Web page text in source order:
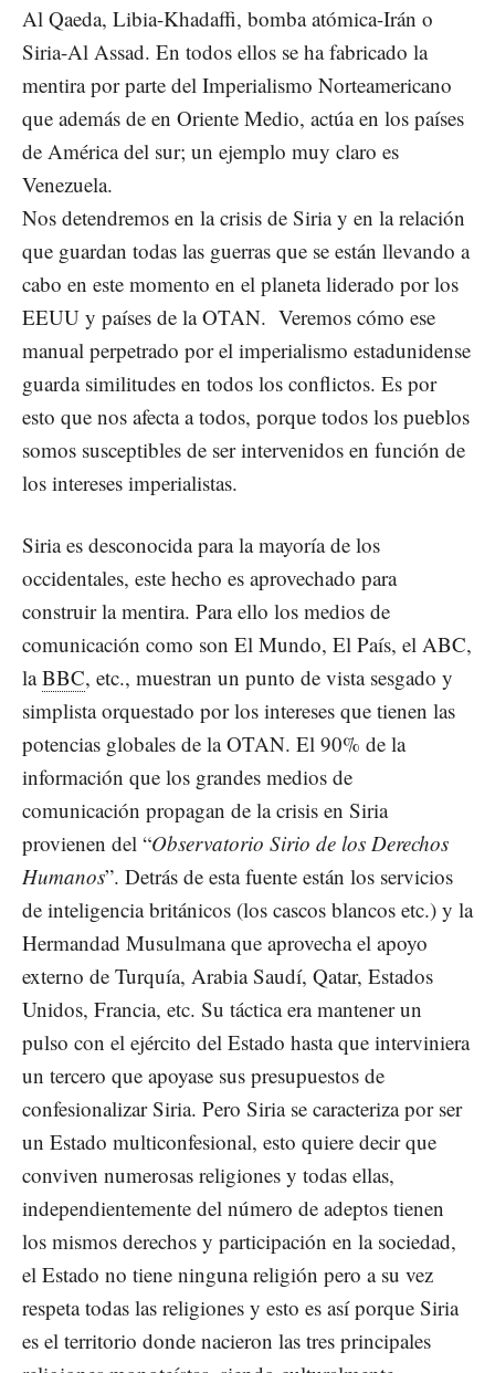
Al Qaeda, Libia-Khadaffi, bomba atómica-Irán o
Siria-Al Assad. En todos ellos se ha fabricado la
mentira por parte del Imperialismo Norteamericano
que además de en Oriente Medio, actúa en los países
de América del sur; un ejemplo muy claro es
Venezuela.
Nos detendremos en la crisis de Siria y en la relación
que guardan todas las guerras que se están llevando a
cabo en este momento en el planeta liderado por los
EEUU y países de la OTAN. Veremos cómo ese
manual perpetrado por el imperialismo estadunidense
guarda similitudes en todos los conflictos. Es por
esto que nos afecta a todos, porque todos los pueblos
somos susceptibles de ser intervenidos en función de
los intereses imperialistas.
Siria es desconocida para la mayoría de los
occidentales, este hecho es aprovechado para
construir la mentira. Para ello los medios de
comunicación como son El Mundo, El País, el ABC,
laBBC, etc., muestran un punto de vista sesgado y
simplista orquestado por los intereses que tienen las
potencias globales de la OTAN. El 90% de la
información que los grandes medios de
comunicación propagan de la crisis en Siria
provienen del “Observatorio Sirio de los Derechos
Humanos”. Detrás de esta fuente están los servicios
de inteligencia británicos (los cascos blancos etc.) y la
Hermandad Musulmana que aprovecha el apoyo
externo de Turquía, Arabia Saudí, Qatar, Estados
Unidos, Francia, etc. Su táctica era mantener un
pulso con el ejército del Estado hasta que interviniera
un tercero que apoyase sus presupuestos de
confesionalizar Siria. Pero Siria se caracteriza por ser
un Estado multiconfesional, esto quiere decir que
conviven numerosas religiones y todas ellas,
independientemente del número de adeptos tienen
los mismos derechos y participación en la sociedad,
el Estado no tiene ninguna religión pero a su vez
respeta todas las religiones y esto es así porque Siria
es el territorio donde nacieron las tres principales